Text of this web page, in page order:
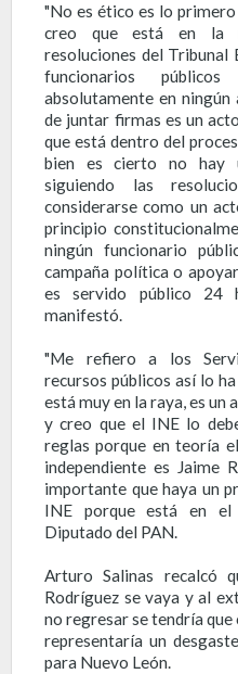
"No es ético es lo
creo que está en la
resoluciones del Tribunal
funcionarios
absolutamente en ningún
de juntar firmas es un
que está dentro del
bien es cierto no hay
siguiendo las
considerarse como un
principio
ningún funcionario
campaña política o
es servido público 24
manifestó.
"Me refiero a los
recursos públicos así lo
está muy en la raya, es un
y creo que el INE lo
reglas porque en teoría
independiente es Jaime
importante que haya un
INE porque está en el
Diputado del PAN.
Arturo Salinas recalcó
Rodríguez se vaya y al
no regresar se tendría
representaría un
para Nuevo León.